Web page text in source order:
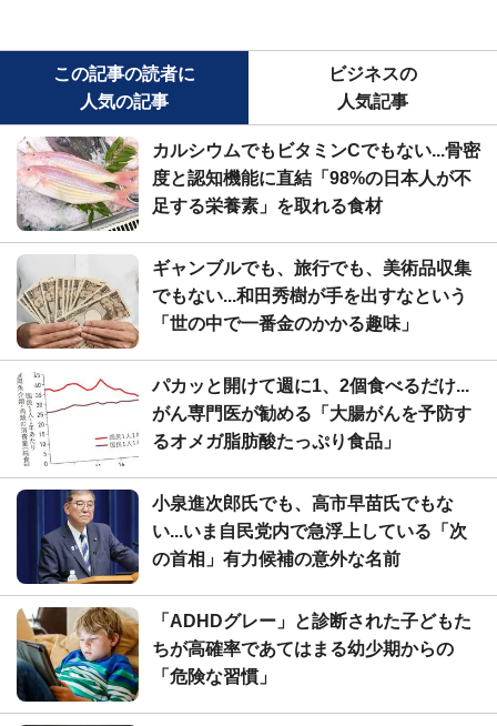
この記事の読者に
人気の記事
ビジネスの
人気記事
カルシウムでもビタミンCでもない...骨密
度と認知機能に直結「98%の日本人が不
足する栄養素」を取れる食材
ギャンブルでも、旅行でも、美術品収集
でもない...和田秀樹が手を出すなという
「世の中で一番金のかかる趣味」
パカッと開けて週に1、2個食べるだけ...
がん専門医が勧める「大腸がんを予防す
るオメガ脂肪酸たっぷり食品」
小泉進次郎氏でも、高市早苗氏でもな
い...いま自民党内で急浮上している「次
の首相」有力候補の意外な名前
「ADHDグレー」と診断された子どもた
ちが高確率であてはまる幼少期からの
「危険な習慣」